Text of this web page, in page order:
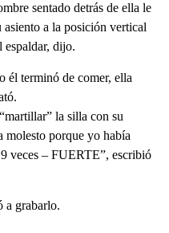
sentado detrás de ella le
a la posición vertical
espaldar, dijo.
él terminó de comer, ella
la silla con su
molesto porque yo había
veces – FUERTE”, escribió
a grabarlo.